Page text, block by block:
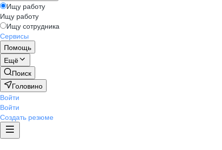
Ищу работу
Ищу работу
Ищу сотрудника
Сервисы
Помощь
Ещё
Поиск
Головино
Войти
Войти
Создать резюме